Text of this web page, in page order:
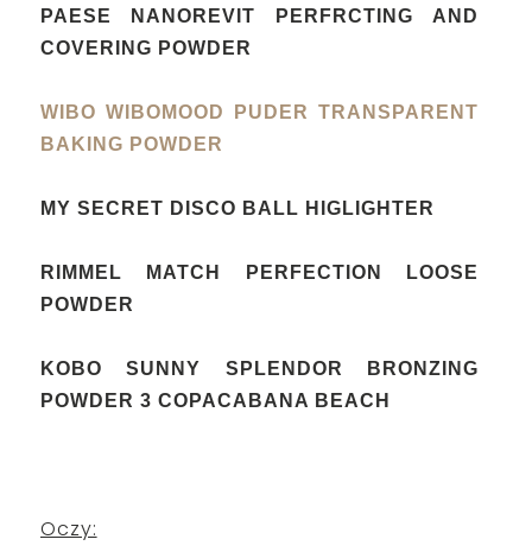
PAESE NANOREVIT PERFRCTING AND
COVERING POWDER
WIBO WIBOMOOD PUDER TRANSPARENT
BAKING POWDER
MY SECRET DISCO BALL HIGLIGHTER
RIMMEL MATCH PERFECTION LOOSE
POWDER
KOBO SUNNY SPLENDOR BRONZING
POWDER 3 COPACABANA BEACH
Oczy: